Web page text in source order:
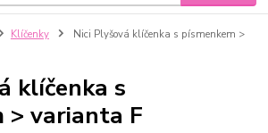
Klíčenky
Nici Plyšová klíčenka s písmenkem >
klíčenka s
> varianta F